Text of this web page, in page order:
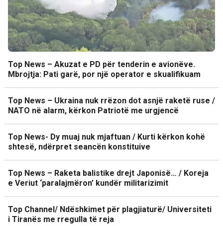
Top News – Akuzat e PD për tenderin e avionëve.
Mbrojtja: Pati garë, por një operator e skualifikuam
Top News – Ukraina nuk rrëzon dot asnjë raketë ruse /
NATO në alarm, kërkon Patriotë me urgjencë
Top News- Dy muaj nuk mjaftuan / Kurti kërkon kohë
shtesë, ndërpret seancën konstituive
Top News – Raketa balistike drejt Japonisë… / Koreja
e Veriut ‘paralajmëron’ kundër militarizimit
Top Channel/ Ndëshkimet për plagjiaturë/ Universiteti
i Tiranës me rregulla të reja